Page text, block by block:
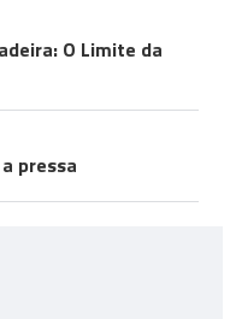
O Limite da
pressa